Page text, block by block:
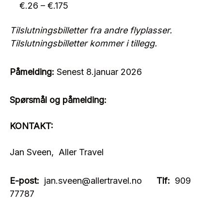
€.26 – €.175
Tilslutningsbilletter fra andre flyplasser.
Tilslutningsbilletter kommer i tillegg.
Påmelding: Senest 8.januar 2026
Spørsmål og påmelding:
KONTAKT:
Jan Sveen, Aller Travel
E-post: jan.sveen@allertravel.no Tlf: 909
77787